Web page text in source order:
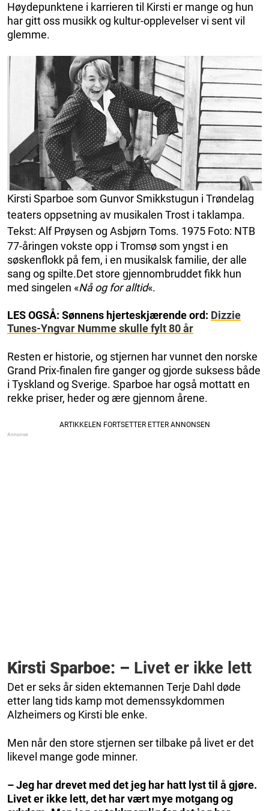
Høydepunktene i karrieren til Kirsti er mange og hun
har gitt oss musikk og kultur-opplevelser vi sent vil
glemme.
Kirsti Sparboe som Gunvor Smikkstugun i Trøndelag
teaters oppsetning av musikalen Trost i taklampa.
Tekst: Alf Prøysen og Asbjørn Toms. 1975 Foto: NTB
77-åringen vokste opp i Tromsø som yngst i en
søskenflokk på fem, i en musikalsk familie, der alle
sang og spilte.Det store gjennombruddet fikk hun
med singelen «Nå og for alltid«.
LES OGSÅ: Sønnens hjerteskjærende ord: Dizzie
Tunes-Yngvar Numme skulle fylt 80 år
Resten er historie, og stjernen har vunnet den norske
Grand Prix-finalen fire ganger og gjorde suksess både
i Tyskland og Sverige. Sparboe har også mottatt en
rekke priser, heder og ære gjennom årene.
Kirsti Sparboe: – Livet er ikke lett
Det er seks år siden ektemannen Terje Dahl døde
etter lang tids kamp mot demenssykdommen
Alzheimers og Kirsti ble enke.
Men når den store stjernen ser tilbake på livet er det
likevel mange gode minner.
– Jeg har drevet med det jeg har hatt lyst til å gjøre.
Livet er ikke lett, det har vært mye motgang og